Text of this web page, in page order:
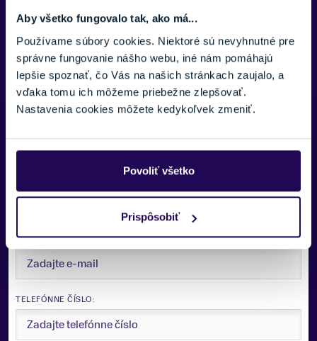
Aby všetko fungovalo tak, ako má...
Používame súbory cookies. Niektoré sú nevyhnutné pre
správne fungovanie nášho webu, iné nám pomáhajú
lepšie spoznať, čo Vás na našich stránkach zaujalo, a
vďaka tomu ich môžeme priebežne zlepšovať.
Nastavenia cookies môžete kedykoľvek zmeniť.
Povoliť všetko
Prispôsobiť
Typ upevnenia
Pevná náprava
E-MAIL:
TELEFÓNNE ČÍSLO: